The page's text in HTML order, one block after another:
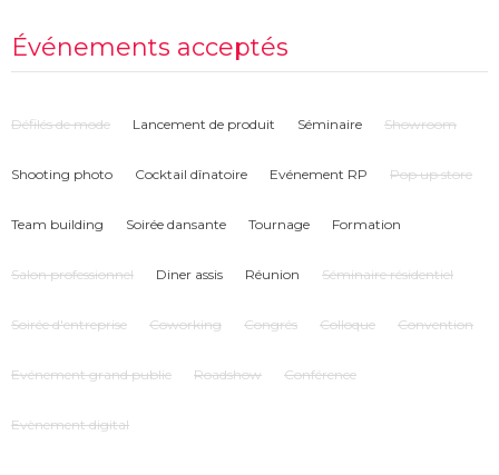
Événements acceptés
Défilés de mode Lancement de produit Séminaire Showroom
Shooting photo Cocktail dînatoire Evénement RP Pop up store
Team building Soirée dansante Tournage Formation
Salon professionnel Diner assis Réunion Séminaire résidentiel
Soirée d'entreprise Coworking Congrés Colloque Convention
Evénement grand public Roadshow Conférence
Evènement digital